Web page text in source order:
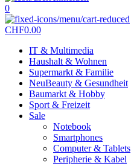
0
CHF0.00
IT & Multimedia
Haushalt & Wohnen
Supermarkt & Familie
NeuBeauty & Gesundheit
Baumarkt & Hobby
Sport & Freizeit
Sale
Notebook
Smartphones
Computer & Tablets
Peripherie & Kabel